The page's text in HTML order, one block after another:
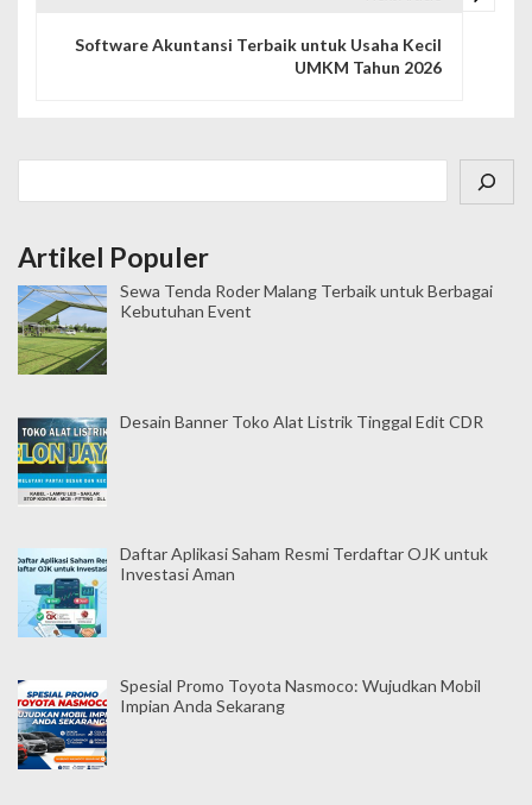
i
o
s
Software Akuntansi Terbaik untuk Usaha Kecil
UMKM Tahun 2026
Artikel Populer
Sewa Tenda Roder Malang Terbaik untuk Berbagai
Kebutuhan Event
Desain Banner Toko Alat Listrik Tinggal Edit CDR
Daftar Aplikasi Saham Resmi Terdaftar OJK untuk
Investasi Aman
Spesial Promo Toyota Nasmoco: Wujudkan Mobil
Impian Anda Sekarang